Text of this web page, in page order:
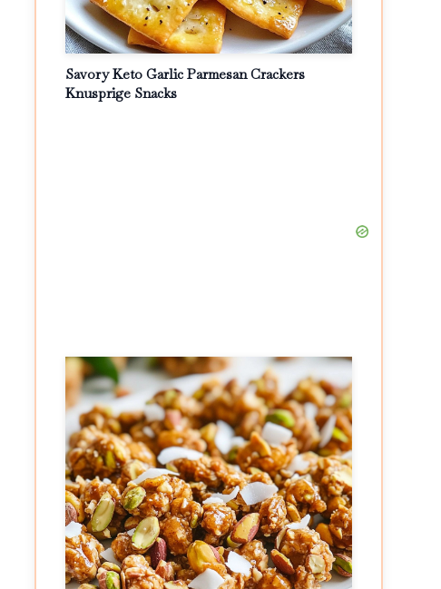
Savory Keto Garlic Parmesan Crackers
Knusprige Snacks